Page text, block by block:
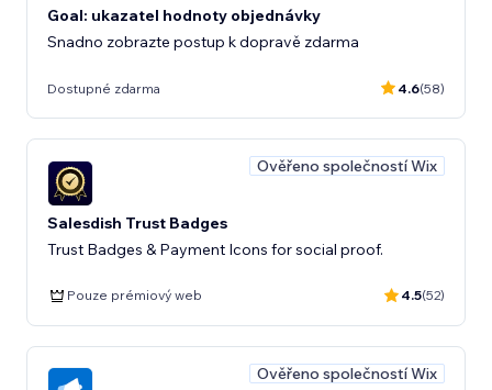
Goal: ukazatel hodnoty objednávky
Snadno zobrazte postup k dopravě zdarma
Dostupné zdarma 4.6(58)
Ověřeno společností Wix
Salesdish Trust Badges
Trust Badges & Payment Icons for social proof.
Pouze prémiový web 4.5(52)
Ověřeno společností Wix